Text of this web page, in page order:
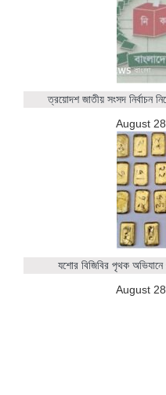
ত্রয়োদশ জাতীয় সংসদ নির্বাচন
August
যশোর বিজিবির পৃথক অভিযানে
August